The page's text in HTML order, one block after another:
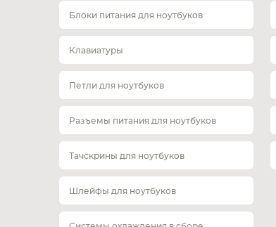
Блоки питания для ноутбуков
Клавиатуры
Петли для ноутбуков
Разъемы питания для ноутбуков
Тачскрины для ноутбуков
Шлейфы для ноутбуков